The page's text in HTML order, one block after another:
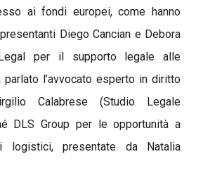
ai fondi europei, come hanno
Diego Cancian e Debora
per il supporto legale alle
l’avvocato esperto in diritto
Calabrese (Studio Legale
DLS Group per le opportunità a
presentate da Natalia